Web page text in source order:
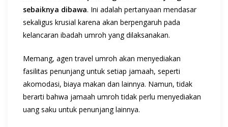
sebaiknya dibawa. Ini adalah pertanyaan mendasar
sekaligus krusial karena akan berpengaruh pada
kelancaran ibadah umroh yang dilaksanakan.
Memang, agen travel umroh akan menyediakan
fasilitas penunjang untuk setiap jamaah, seperti
akomodasi, biaya makan dan lainnya. Namun, tidak
berarti bahwa jamaah umroh tidak perlu menyediakan
uang saku untuk penunjang lainnya.